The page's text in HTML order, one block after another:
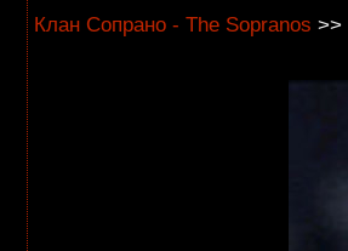
Клан Сопрано - The Sopranos >>